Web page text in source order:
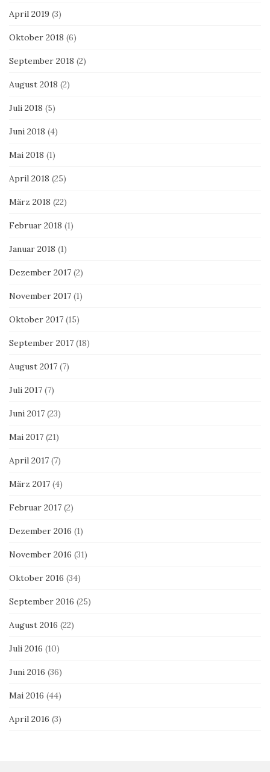
April 2019 (3)
Oktober 2018 (6)
September 2018 (2)
August 2018 (2)
Juli 2018 (5)
Juni 2018 (4)
Mai 2018 (1)
April 2018 (25)
März 2018 (22)
Februar 2018 (1)
Januar 2018 (1)
Dezember 2017 (2)
November 2017 (1)
Oktober 2017 (15)
September 2017 (18)
August 2017 (7)
Juli 2017 (7)
Juni 2017 (23)
Mai 2017 (21)
April 2017 (7)
März 2017 (4)
Februar 2017 (2)
Dezember 2016 (1)
November 2016 (31)
Oktober 2016 (34)
September 2016 (25)
August 2016 (22)
Juli 2016 (10)
Juni 2016 (36)
Mai 2016 (44)
April 2016 (3)